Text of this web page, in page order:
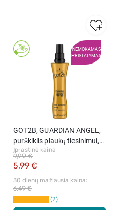
NEMOKAMAS
PRISTATYMAS
GOT2B, GUARDIAN ANGEL,
purškiklis plaukų tiesinimui,
200 ml
Įprastinė kaina
5,99 €
9,99 €
30 dienų mažiausia kaina:
6,49 €
2